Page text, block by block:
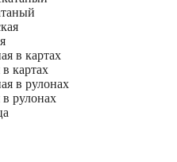
картах
в рулонах